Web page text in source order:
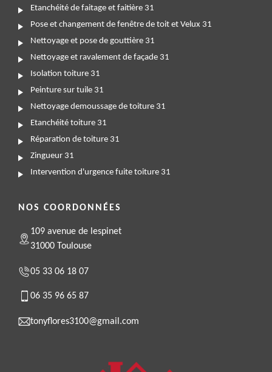
Etanchéité de faitage et faitière 31
Pose et changement de fenêtre de toit et Velux 31
Nettoyage et pose de gouttière 31
Nettoyage et ravalement de façade 31
Isolation toiture 31
Peinture sur tuile 31
Nettoyage demoussage de toiture 31
Etanchéité toiture 31
Réparation de toiture 31
Zingueur 31
Intervention d'urgence fuite toiture 31
NOS COORDONNÉES
109 avenue de lespinet
31000 Toulouse
05 33 06 18 07
06 35 96 65 87
tonyflores3100@gmail.com